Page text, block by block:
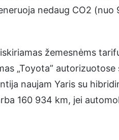
nedaug CO2
žemesnėms
„Toyota”
naujam Yaris su
160 934 km, jei